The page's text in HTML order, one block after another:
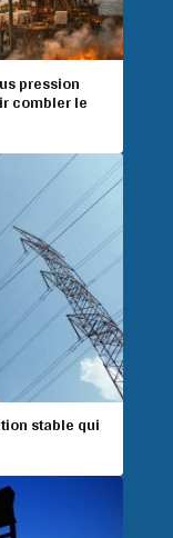
pression
combler le
stable qui